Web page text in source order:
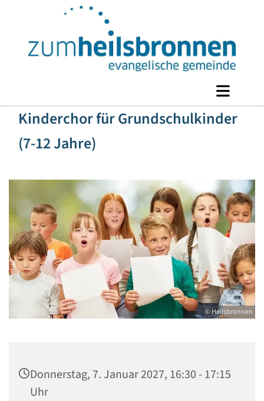
Kinderchor für Grundschulkinder
(7-12 Jahre)
© Heilsbronnen
Donnerstag, 7. Januar 2027, 16:30 - 17:15
Uhr